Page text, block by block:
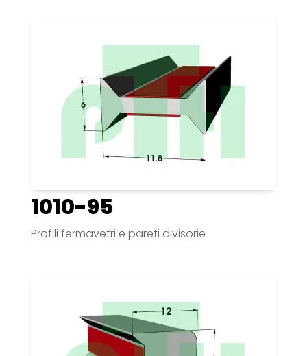
1010-95
Profili fermavetri e pareti divisorie